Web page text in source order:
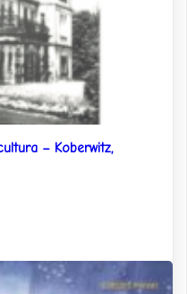
– Koberwitz,